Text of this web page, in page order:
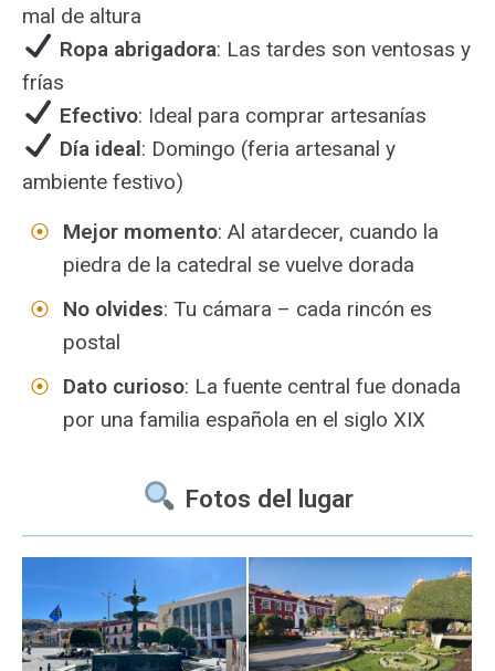
mal de altura
Ropa abrigadora: Las tardes son ventosas y
frías
Efectivo: Ideal para comprar artesanías
Día ideal: Domingo (feria artesanal y
ambiente festivo)
Mejor momento: Al atardecer, cuando la
piedra de la catedral se vuelve dorada
No olvides: Tu cámara – cada rincón es
postal
Dato curioso: La fuente central fue donada
por una familia española en el siglo XIX
Fotos del lugar